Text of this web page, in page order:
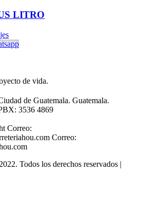
LITRO
de vida.
de Guatemala. Guatemala.
3536 4869
Correo:
Correo:
Todos los derechos reservados |